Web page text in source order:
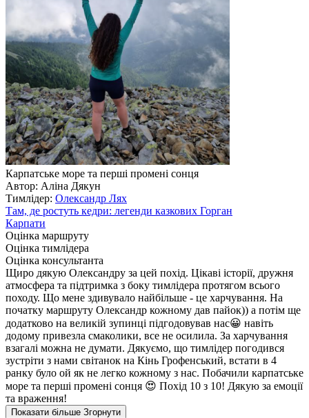
Карпатське море та перші промені сонця
Автор: Аліна Дякун
Тимлідер: Олександр Лях
Там, де ростуть кедри: легенди казкових Горган
Карпати
Оцінка маршруту
Оцінка тимлідера
Оцінка консультанта
Щиро дякую Олександру за цей похід. Цікаві історії, дружня
атмосфера та підтримка з боку тимлідера протягом всього
походу. Що мене здивувало найбільше - це харчування. На
початку маршруту Олександр кожному дав пайок)) а потім ще
додатково на великій зупинці підгодовував нас😀 навіть
додому привезла смаколики, все не осилила. За харчування
взагалі можна не думати. Дякуємо, що тимлідер погодився
зустріти з нами світанок на Кінь Грофенський, встати в 4
ранку було ой як не легко кожному з нас. Побачили карпатське
море та перші промені сонця 😍 Похід 10 з 10! Дякую за емоції
та враження!
Показати більше Згорнути